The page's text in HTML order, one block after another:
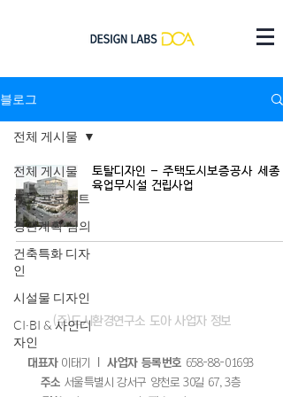
블로그
전체 게시물
주요 프로젝트
경관계획·심의
건축특화 디자
인
시설물 디자인
CI·BI & 사인디
자인
전체 게시물
토탈디자인 - 주택도시보증공사 세종
육업무시설 건립사업
(주)​도시환경연구소 도아 사업자 정보
대표자 이태기 ｜ 사업자 등록번호 658-88-01693
주소 서울특별시 강서구 양천로 30길 67, 3층